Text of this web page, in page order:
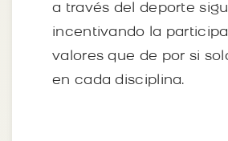
a través del deporte
incentivando la
valores que de por si
en cada disciplina.